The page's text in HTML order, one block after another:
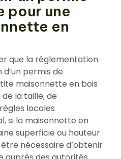
pour une
en
que la réglementation
permis de
maisonnette en bois
la taille, de
locales
si la maisonnette en
superficie ou hauteur
nécessaire d’obtenir